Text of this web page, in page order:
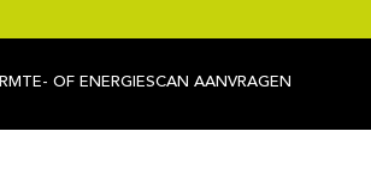
OF ENERGIESCAN AANVRAGEN